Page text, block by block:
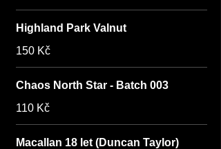
Highland Park Valnut
150 Kč
Chaos North Star - Batch 003
110 Kč
Macallan 18 let (Duncan Taylor)